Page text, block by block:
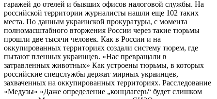
гаражей до отелей и бывших офисов налоговой службы. На
российской территории журналисты нашли еще 102 таких
места. По данным украинской прокуратуры, с момента
полномасштабного вторжения России через такие тюрьмы
прошли две тысячи человек. Как в России и на
оккупированных территориях создали систему тюрем, где
пытают пленных украинцев. «Нас превращали в
затравленных животных» Как устроены тюрьмы, в которых
российские спецслужбы держат мирных украинцев,
захваченных на оккупированных территориях. Расследование
«Медузы» «Даже определение „концлагерь“ будет слишком